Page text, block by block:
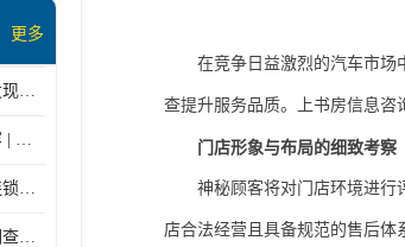
更多
三方满意度调查：如何发现潜在商机
景区游客满意度调查内容 | 景区游客满意度调查指标设计
上书房信息咨询：长沙连锁餐饮神秘顾客怎么做
如何寻找三方医院市场调查机构
在竞争日益激烈的汽车市场
查提升服务品质。上书房信息咨
门店形象与布局的细致考察
神秘顾客将对门店环境进行
店合法经营且具备规范的售后体